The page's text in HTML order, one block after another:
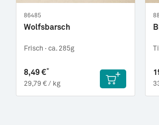
86485
Wolfsbarsch
Frisch · ca. 285g
8,49 €*
29,79 € / kg